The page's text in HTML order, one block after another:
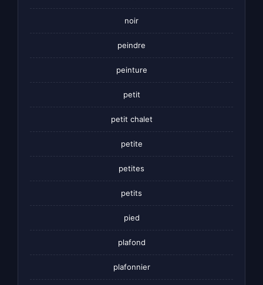
noir
peindre
peinture
petit
petit chalet
petite
petites
petits
pied
plafond
plafonnier